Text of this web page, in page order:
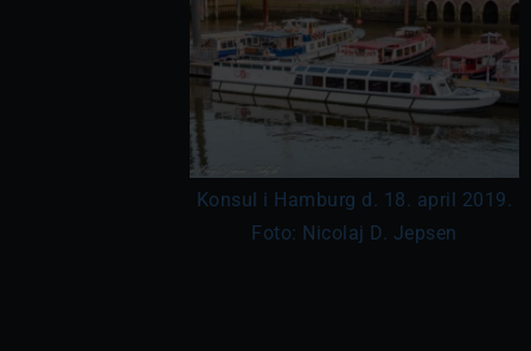
Konsul i Hamburg d. 18. april 2019.
Foto: Nicolaj D. Jepsen